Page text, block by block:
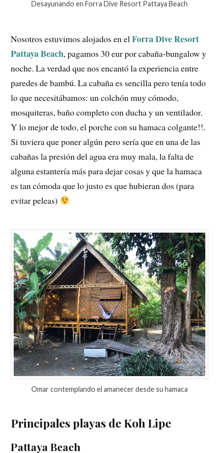
Desayunando en Forra Dive Resort Pattaya Beach
Nosotros estuvimos alojados en elForra Dive Resort
Pattaya Beach, pagamos 30 eur por cabaña-bungalow y
noche. La verdad que nos encantó la experiencia entre
paredes de bambú. La cabaña es sencilla pero tenía todo
lo que necesitábamos: un colchón muy cómodo,
mosquiteras, baño completo con ducha y un ventilador.
Y lo mejor de todo, el porche con su hamaca colgante!!.
Si tuviera que poner algún pero sería que en una de las
cabañas la presión del agua era muy mala, la falta de
alguna estantería más para dejar cosas y que la hamaca
es tan cómoda que lo justo es que hubieran dos (para
evitar peleas)
Omar contemplando el amanecer desde su hamaca
Principales playas de Koh Lipe
Pattaya Beach